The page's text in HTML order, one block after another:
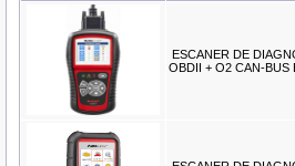
ESCANER DE
OBDII + O2 CAN-BUS